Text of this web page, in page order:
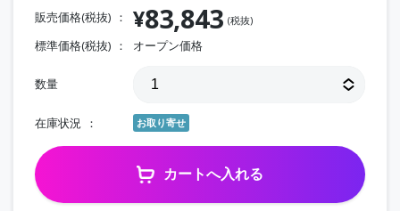
販売価格(税抜) ¥83,843 (税抜)
標準価格(税抜) オープン価格
数量
在庫状況 お取り寄せ
カートへ入れる